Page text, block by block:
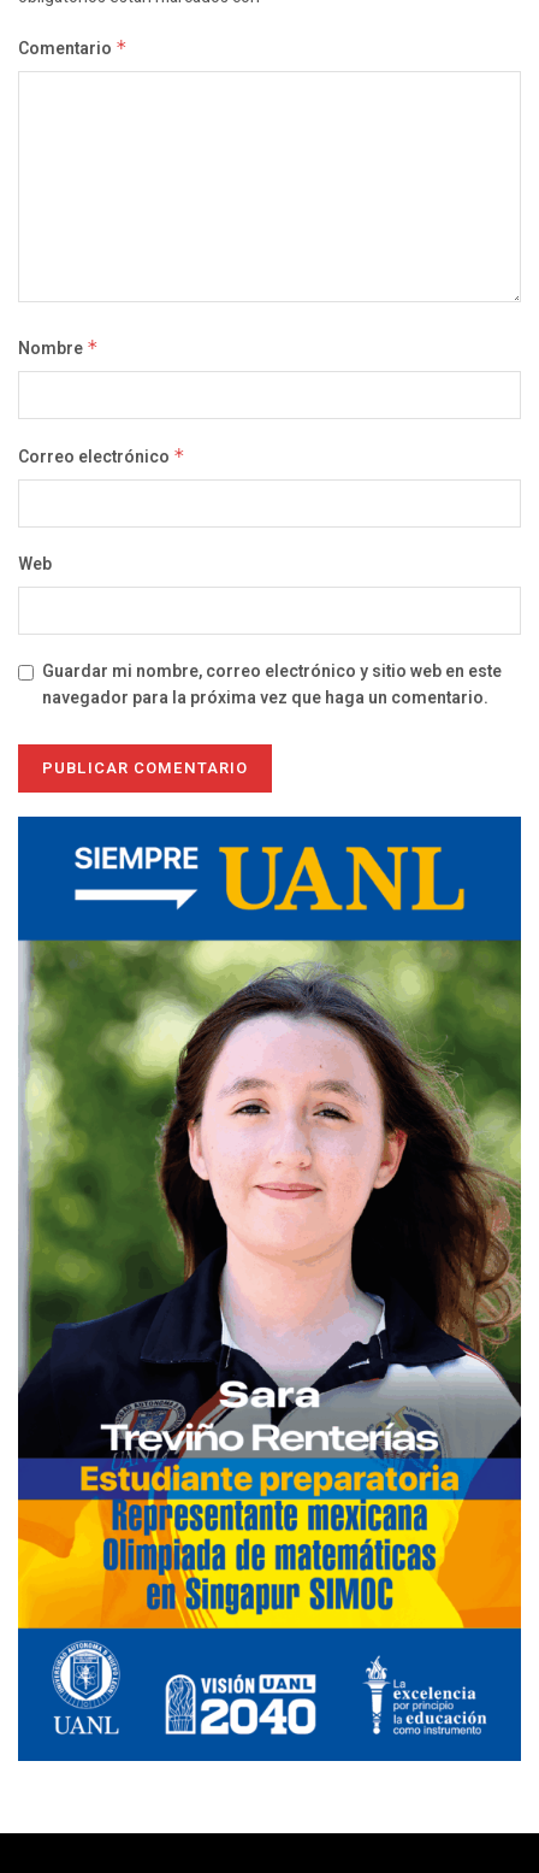
Comentario *
Nombre *
Correo electrónico *
Web
Guardar mi nombre, correo electrónico y sitio web en este
navegador para la próxima vez que haga un comentario.